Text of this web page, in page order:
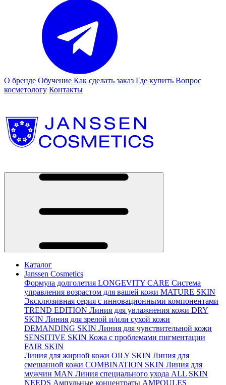
О бренде Обучение Как сделать заказ Где купить Вопрос
косметологу Контакты
Каталог
Janssen Cosmetics
Формула долголетия LONGEVITY CARE Система
управления возрастом для вашей кожи MATURE SKIN
Эксклюзивная серия с инновационными компонентами
TREND EDITION Линия для увлажнения кожи DRY
SKIN Линия для зрелой и/или сухой кожи
DEMANDING SKIN Линия для чувствительной кожи
SENSITIVE SKIN Кожа с проблемами пигментации
FAIR SKIN
Линия для жирной кожи OILY SKIN Линия для
смешанной кожи COMBINATION SKIN Линия для
мужчин MAN Линия специального ухода ALL SKIN
NEEDS Ампульные концентраты AMPOULES